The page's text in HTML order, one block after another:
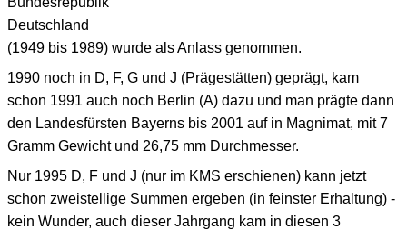
Deutschland
(1949 bis 1989) wurde als Anlass genommen.
1990 noch in D, F, G und J (Prägestätten) geprägt, kam
schon 1991 auch noch Berlin (A) dazu und man prägte dann
den Landesfürsten Bayerns bis 2001 auf in Magnimat, mit 7
Gramm Gewicht und 26,75 mm Durchmesser.
Nur 1995 D, F und J (nur im KMS erschienen) kann jetzt
schon zweistellige Summen ergeben (in feinster Erhaltung) -
kein Wunder, auch dieser Jahrgang kam in diesen 3